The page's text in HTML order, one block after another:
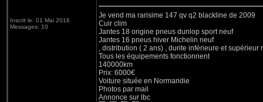
Inscrit le: 01 Mai 2016
Messages: 10
Je vend ma rarisime 147 qv q2 blackline de 2009
Cuir clim
Jantes 18 origine pneus dunlop sport neuf
Jantes 16 pneus hiver Michelin neuf
, distribution ( 2 ans) , durite inférieure et
Tous les équipements fonctionnent
140000km
Prix: 6000€
Voiture située en Normandie
Photos par mail
Annonce sur lbc